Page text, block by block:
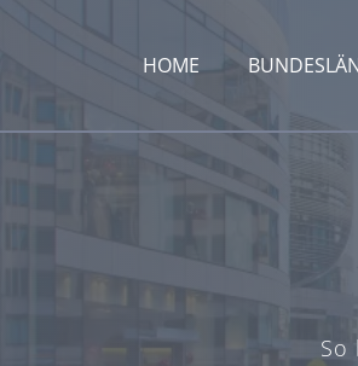
HOME
So